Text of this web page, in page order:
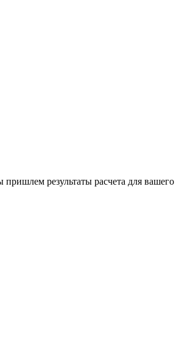
результаты расчета для вашего